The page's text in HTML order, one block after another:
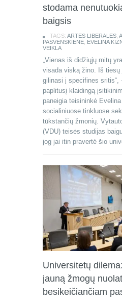
stodama
baigsis
TAGS: ARTES LIBERALES
PASVENSKIENĖ EVELINA
VEIKLA
„Vienas iš didžiųjų mitų
visada viską žino. Iš tiesų
gilinasi į specifines sritis“,
paplitusį klaidingą
paneigia teisininkė
socialiniuose tinkluose
tūkstančių žmonių.
(VDU) teisės studijas
jog jai itin pravertė šio
Universitetų
jauną žmogų nuolat
besikeičiančiam